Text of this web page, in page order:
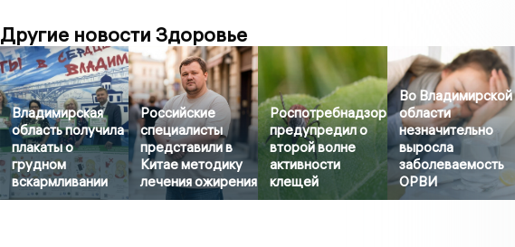
Другие новости Здоровье
Владимирская
область получила
плакаты о
грудном
вскармливании
Российские
специалисты
представили в
Китае методику
лечения ожирения
Роспотребнадзор
предупредил о
второй волне
активности
клещей
Во Владимирской
области
незначительно
выросла
заболеваемость
ОРВИ